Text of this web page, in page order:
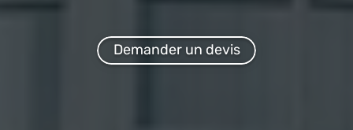
Demander un devis